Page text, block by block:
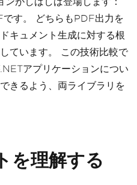
す。 どちらもPDF出力を
キュメント生成に対する根
ています。 この技術比較で
アプリケーションについ
きるよう、両ライブラリを
を理解する